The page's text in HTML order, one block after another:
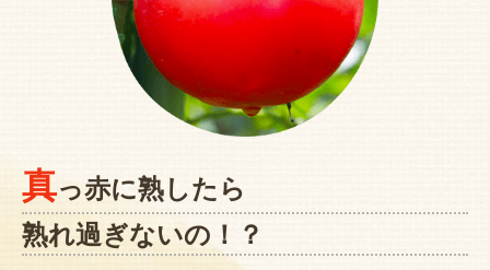
真っ赤に熟したら
熟れ過ぎないの！？